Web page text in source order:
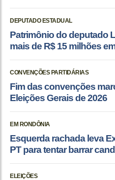
DEPUTADO ESTADUAL
Patrimônio do deputado
mais de R$ 15 milhões
CONVENÇÕES PARTIDÁRIAS
Fim das convenções
Eleições Gerais de 2026
EM RONDÔNIA
Esquerda rachada leva
PT para tentar barrar
ELEIÇÕES